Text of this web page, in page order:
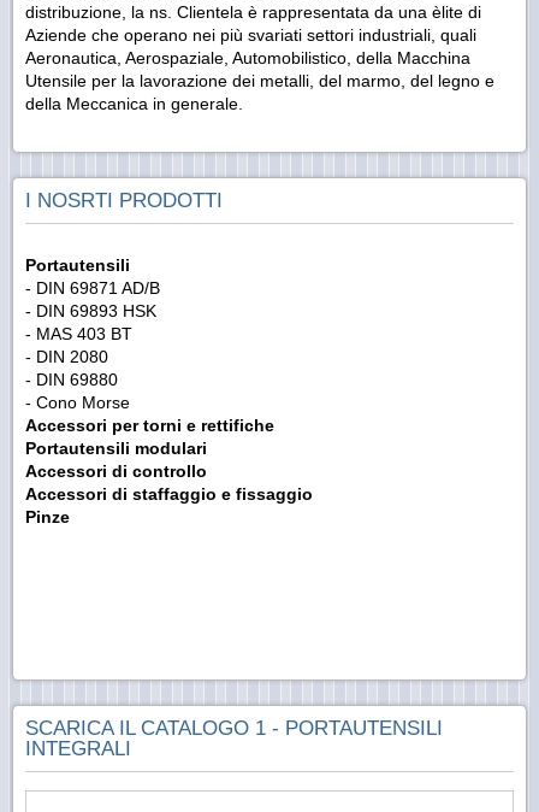
distribuzione, la ns. Clientela è rappresentata da una èlite di
Aziende che operano nei più svariati settori industriali, quali
Aeronautica, Aerospaziale, Automobilistico, della Macchina
Utensile per la lavorazione dei metalli, del marmo, del legno e
della Meccanica in generale.
I NOSRTI PRODOTTI
Portautensili
- DIN 69871 AD/B
- DIN 69893 HSK
- MAS 403 BT
- DIN 2080
- DIN 69880
- Cono Morse
Accessori per torni e rettifiche
Portautensili modulari
Accessori di controllo
Accessori di staffaggio e fissaggio
Pinze
SCARICA IL CATALOGO 1 - PORTAUTENSILI
INTEGRALI